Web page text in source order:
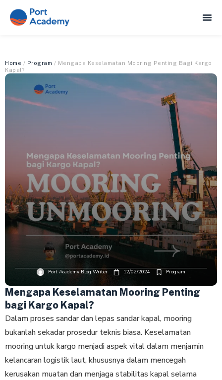
Home / Program / Mengapa Keselamatan Mooring Penting Bagi Kargo
Kapal?
Port Academy Blog Writer 12/02/2024 Program
Mengapa Keselamatan Mooring Penting
bagi Kargo Kapal?
Dalam proses sandar dan lepas sandar kapal, mooring
bukanlah sekadar prosedur teknis biasa. Keselamatan
mooring untuk kargo menjadi aspek vital dalam menjamin
kelancaran logistik laut, khususnya dalam mencegah
kerusakan muatan dan menjaga stabilitas kapal selama